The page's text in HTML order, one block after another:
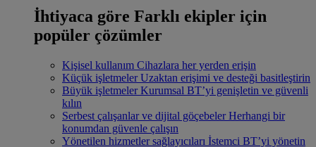
İhtiyaca göre Farklı ekipler için
popüler çözümler
Kişisel kullanım Cihazlara her yerden erişin
Küçük işletmeler Uzaktan erişimi ve desteği basitleştirin
Büyük işletmeler Kurumsal BT’yi genişletin ve güvenli
kılın
Serbest çalışanlar ve dijital göçebeler Herhangi bir
konumdan güvenle çalışın
Yönetilen hizmetler sağlayıcıları İstemci BT’yi yönetin